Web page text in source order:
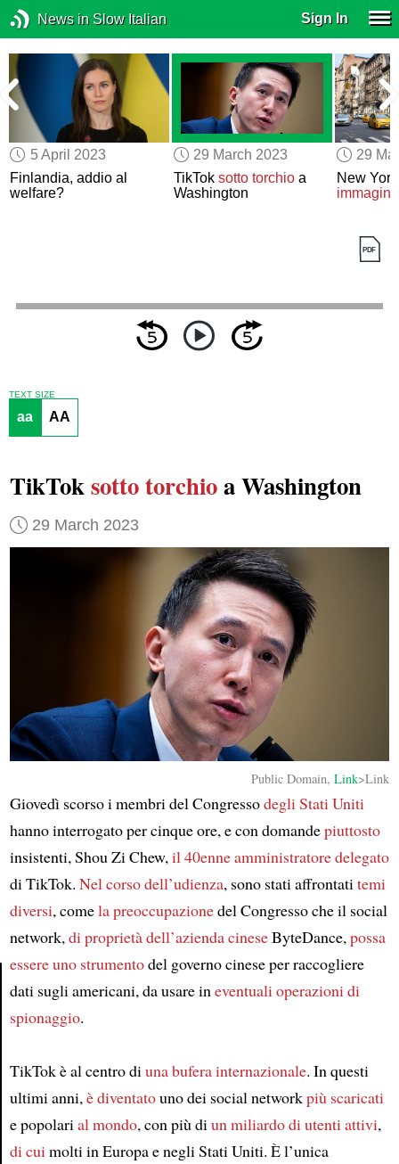
News in Slow Italian Sign In
5 April 2023
Finlandia, addio al
welfare?
29 March 2023
TikTok sotto torchioa
Washington
29
New
immagine
Article
TEXT SIZE
aa AA
TikToksotto torchioa Washington
29 March 2023
Public Domain,Link>Link
Giovedì scorso i membri del Congressodegli Stati Uniti
hanno interrogato per cinque ore, e con domandepiuttosto
insistenti, Shou Zi Chew,il 40enne amministratore delegato
di TikTok. Nel corso dell’udienza, sono stati affrontatitemi
diversi, comela preoccupazionedel Congresso che il social
network,di proprietà dell’azienda cineseByteDance,possa
essere uno strumentodel governo cinese per raccogliere
dati sugli americani, da usare ineventuali operazioni di
spionaggio.
TikTok è al centro diuna bufera internazionale. In questi
ultimi anni,è diventatouno dei social networkpiù scaricati
e popolarial mondo, con più diun miliardo di utenti attivi,
di cuimolti in Europa e negli Stati Uniti. È l’unica